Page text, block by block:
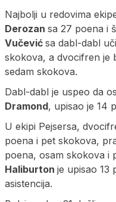
Najbolji u redovima
Derozan sa 27 poena i
Vučević sa dabl-dabl
skokova, a dvocifren je
sedam skokova.
Dabl-dabl je uspeo da
Dramond, upisao je 14
U ekipi Pejsersa,
poena i pet skokova,
poena, osam skokova i
Haliburton je upisao 13
asistencija.